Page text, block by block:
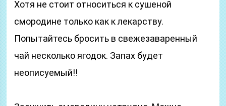
Хотя не стоит относиться к сушеной
смородине только как к лекарству.
Попытайтесь бросить в свежезаваренный
чай несколько ягодок. Запах будет
неописуемый!!